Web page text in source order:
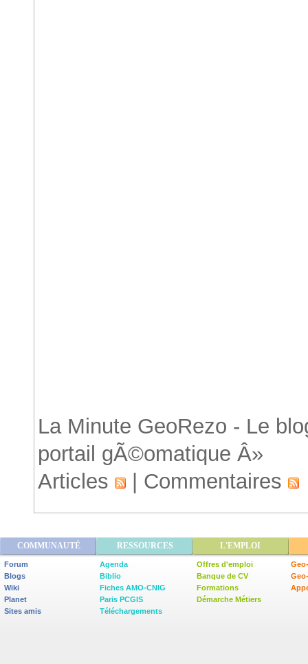
La Minute GeoRezo - Le
portail gÃ©omatique Â»
Articles
Commentaires
COMMUNAUTÉ RESSOURCES L'EMPLOI
Forum
Blogs
Wiki
Planet
Sites amis
Agenda
Biblio
Fiches AMO-CNIG
Paris PCGIS
Téléchargements
Offres d'emploi
Banque de CV
Formations
Démarche Métiers